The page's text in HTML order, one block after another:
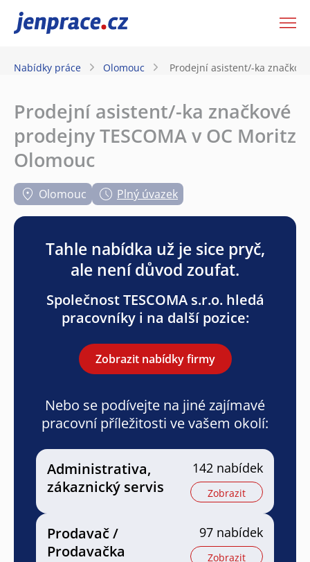
JenPráce.cz
Nabídky práce Olomouc Prodejní asistent/-ka
Prodejní asistent/-ka značkové
prodejny TESCOMA v OC Moritz
Olomouc
Olomouc Plný úvazek
Tahle nabídka už je sice pryč,
ale není důvod zoufat.
Společnost TESCOMA s.r.o. hledá
pracovníky i na další pozice:
Zobrazit nabídky firmy
Nebo se podívejte na jiné zajímavé
pracovní příležitosti ve vašem okolí:
Administrativa,
zákaznický servis
142 nabídek
Zobrazit
Prodavač /
Prodavačka
97 nabídek
Zobrazit